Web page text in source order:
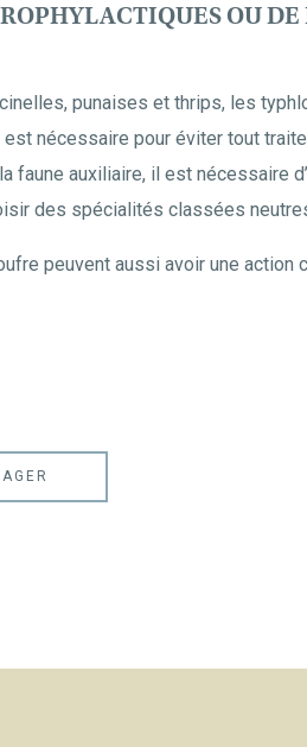
OU
punaises et thrips, les
nécessaire pour éviter tout
faune auxiliaire, il est nécessaire
des spécialités classées
peuvent aussi avoir une action